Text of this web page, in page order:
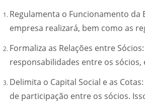
Regulamenta o Funcionamento
empresa realizará, bem como as
Formaliza as Relações entre
responsabilidades entre os
Delimita o Capital Social e as
de participação entre os sócios.